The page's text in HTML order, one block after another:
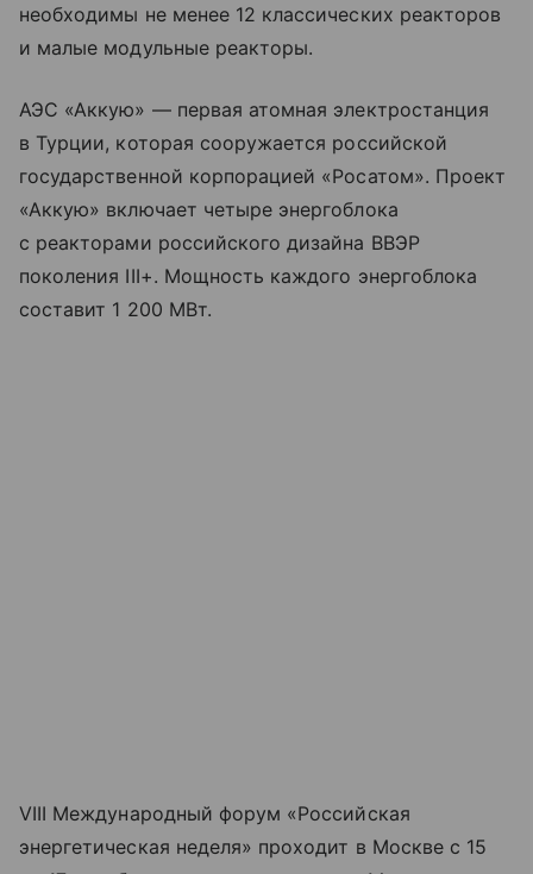
необходимы не менее 12 классических реакторов
и малые модульные реакторы.
АЭС «Аккую» — первая атомная электростанция
в Турции, которая сооружается российской
государственной корпорацией «Росатом». Проект
«Аккую» включает четыре энергоблока
с реакторами российского дизайна ВВЭР
поколения III+. Мощность каждого энергоблока
составит 1 200 МВт.
VIII Международный форум «Российская
энергетическая неделя» проходит в Москве с 15